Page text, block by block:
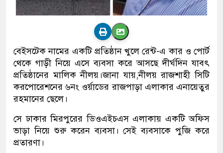
বেইসটেক নামের একটি প্রতিষ্ঠান খুলে রেন্ট-এ কার ও পোর্ট
থেকে গাড়ী নিয়ে এসে ব্যবসা করে আসছে দীর্ঘদিন যাবৎ
প্রতিষ্ঠানের মালিক নীলয়।জানা যায়,নীলয় রাজশাহী সিটি
করপোরেশনের ৬নং ওর্য়াডের রাজপাড়া এলাকার এনায়েতুর
রহমানের ছেলে।
সে ঢাকার মিরপুরের ডিওএইচএস এলাকায় একটি অফিস
ভাড়া নিয়ে শুরু করেন ব্যবসা। সেই ব্যবসাকে পুজি করে
প্রতারণা।